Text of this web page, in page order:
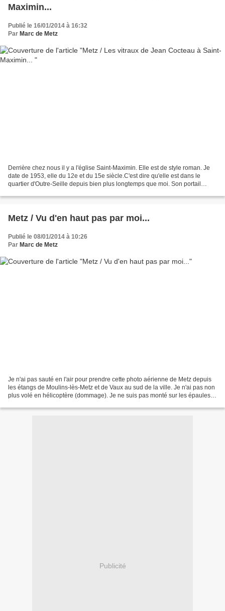
Maximin...
Publié le 16/01/2014 à 16:32
Par Marc de Metz
Derrière chez nous il y a l'église Saint-Maximin. Elle est de style roman. Je
date de 1953, elle du 12e et du 15e siècle.C'est dire qu'elle est dans le
quartier d'Outre-Seille depuis bien plus longtemps que moi. Son portail
Metz / Vu d'en haut pas par moi...
Publié le 08/01/2014 à 10:26
Par Marc de Metz
Je n'ai pas sauté en l'air pour prendre cette photo aérienne de Metz depuis
les étangs de Moulins-lès-Metz et de Vaux au sud de la ville. Je n'ai pas non
plus volé en hélicoptère (dommage). Je ne suis pas monté sur les épaules
Publicité